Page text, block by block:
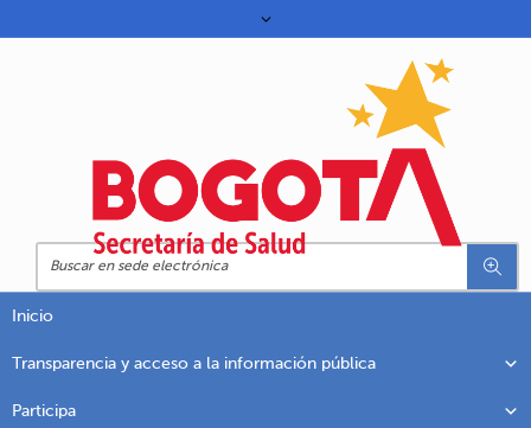
Inicio
Transparencia y acceso a la información pública
Participa